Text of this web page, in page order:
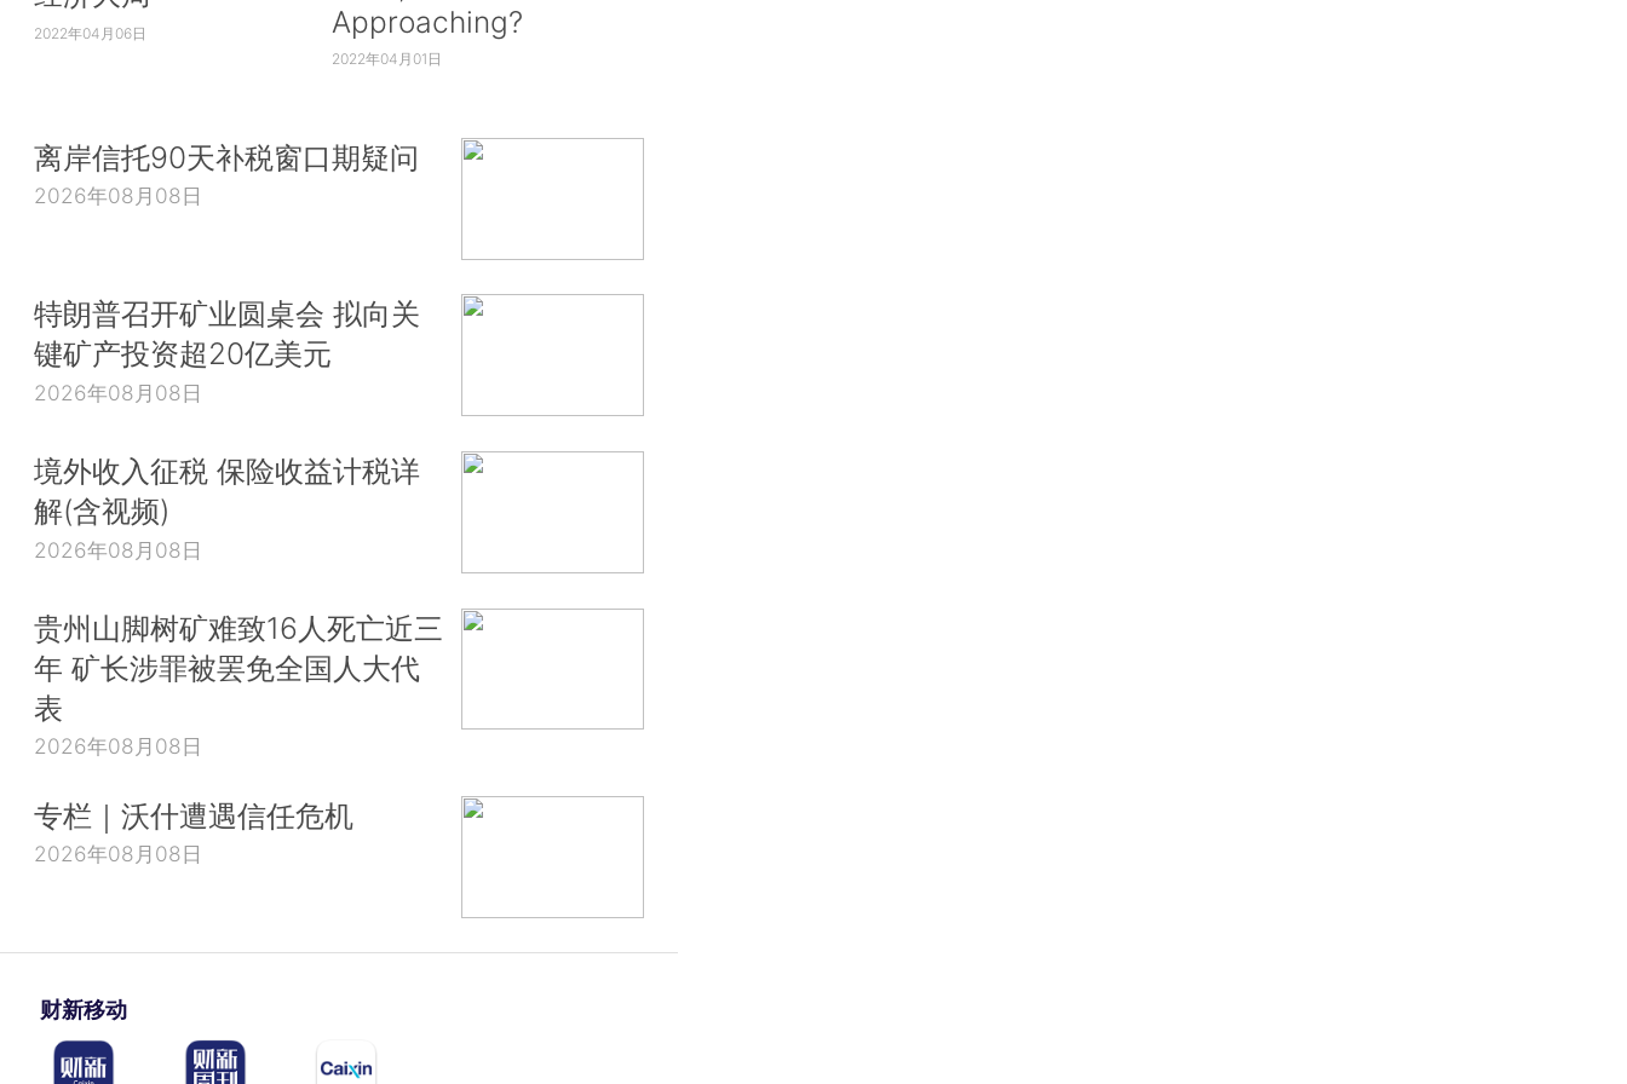
2022年04月06日
Approaching?
2022年04月01日
离岸信托90天补税窗口期疑问
2026年08月08日
特朗普召开矿业圆桌会 拟向关
键矿产投资超20亿美元
2026年08月08日
境外收入征税 保险收益计税详
解(含视频)
2026年08月08日
贵州山脚树矿难致16人死亡近三
年 矿长涉罪被罢免全国人大代
表
2026年08月08日
专栏｜沃什遭遇信任危机
2026年08月08日
财新移动